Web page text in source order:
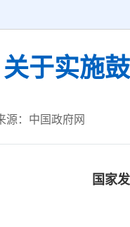
关于实施
源：中国政府网
国家